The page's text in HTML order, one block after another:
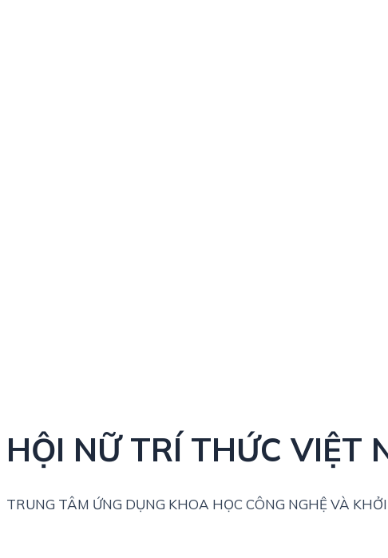
HỘI NỮ TRÍ THỨC VIỆT
TRUNG TÂM ỨNG DỤNG KHOA HỌC CÔNG NGHỆ VÀ